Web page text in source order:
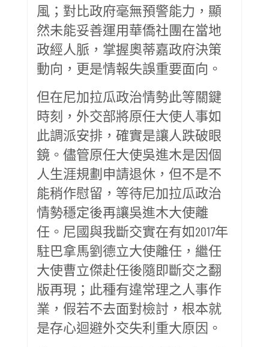
風；對比政府毫無預警能力，顯
然未能妥善運用華僑社團在當地
政經人脈，掌握奧蒂嘉政府決策
動向，更是情報失誤重要面向。
但在尼加拉瓜政治情勢此等關鍵
時刻，外交部將原任大使人事如
此調派安排，確實是讓人跌破眼
鏡。儘管原任大使吳進木是因個
人生涯規劃申請退休，但不是不
能稍作慰留，等待尼加拉瓜政治
情勢穩定後再讓吳進木大使離
任。尼國與我斷交實在有如2017年
駐巴拿馬劉德立大使離任，繼任
大使曹立傑赴任後隨即斷交之翻
版再現；此種有違常理之人事作
業，假若不去面對檢討，根本就
是存心迴避外交失利重大原因。